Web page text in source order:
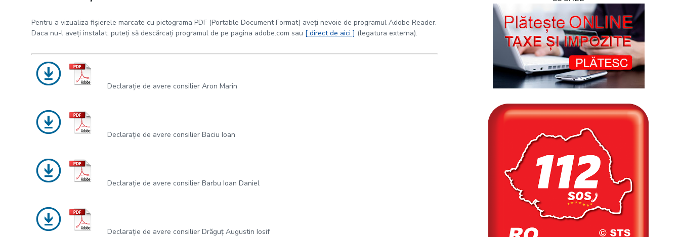
Pentru a vizualiza fișierele marcate cu pictograma PDF (Portable Document Format) aveți nevoie de programul Adobe Reader.
Daca nu-l aveți instalat, puteți să descărcați programul de pe pagina adobe.com sau [ direct de aici ] (legatura externa).
Declarație de avere consilier Aron Marin
Declarație de avere consilier Baciu Ioan
Declarație de avere consilier Barbu Ioan Daniel
Declarație de avere consilier Drăguț Augustin Iosif